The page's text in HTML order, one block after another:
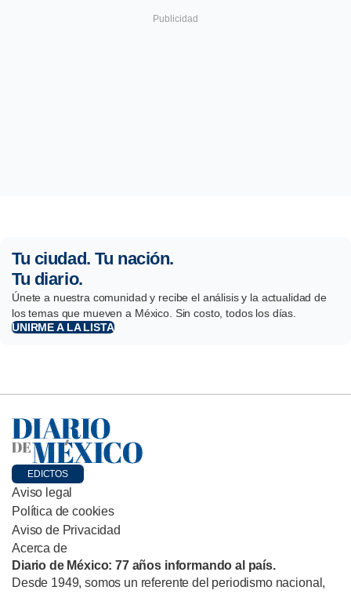
Tu ciudad. Tu nación.
Tu diario.
Únete a nuestra comunidad y recibe el análisis y la actualidad de
los temas que mueven a México. Sin costo, todos los días.
UNIRME A LA LISTA
EDICTOS
Aviso legal
Política de cookies
Aviso de Privacidad
Acerca de
Diario de México: 77 años informando al país.
Desde 1949, somos un referente del periodismo nacional,